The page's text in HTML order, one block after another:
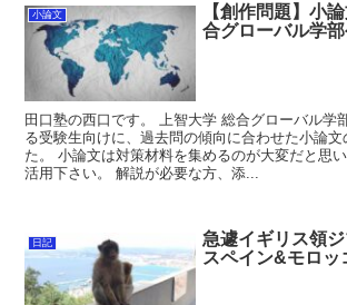
小論文
【創作問題】小
合グローバル学
田口塾の西口です。 上智大学 総合グローバル学
る受験生向けに、過去問の傾向に合わせた小論文
た。 小論文は対策材料を集めるのが大変だと思
活用下さい。 解説が必要な方、添...
日記
急遽イギリス領ジ
スペイン&モロッ